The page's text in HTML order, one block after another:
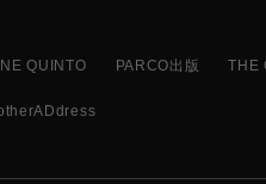
QUINTO PARCO出版 THE